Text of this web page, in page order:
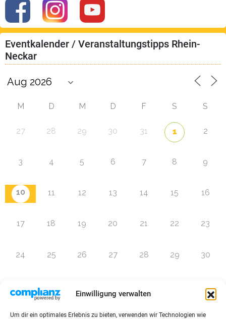
Einwilligung verwalten
Um dir ein optimales Erlebnis zu bieten, verwenden wir Technologien wie
Eventkalender / Veranstaltungstipps Rhein-
Neckar
M D M D F S S
27 28 29 30 31 1 2
3 4 5 6 7 8 9
10 11 12 13 14 15 16
17 18 19 20 21 22 23
24 25 26 27 28 29 30